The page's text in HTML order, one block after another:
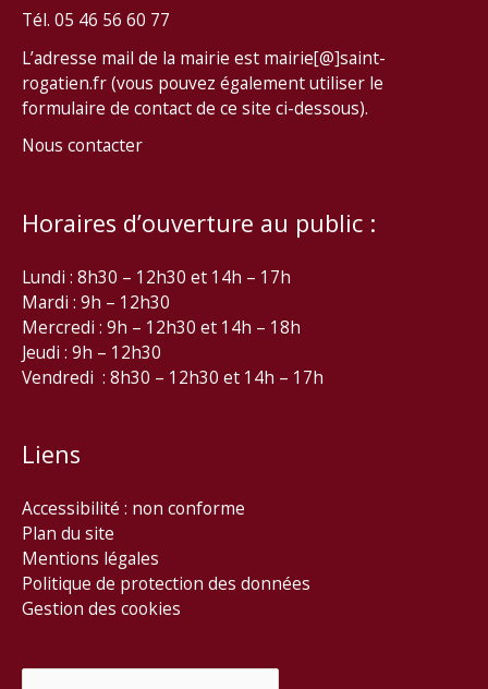
Tél. 05 46 56 60 77
L’adresse mail de la mairie est mairie[@]saint-
rogatien.fr (vous pouvez également utiliser le
formulaire de contact de ce site ci-dessous).
Nous contacter
Horaires d’ouverture au public :
Lundi : 8h30 – 12h30 et 14h – 17h
Mardi : 9h – 12h30
Mercredi : 9h – 12h30 et 14h – 18h
Jeudi : 9h – 12h30
Vendredi : 8h30 – 12h30 et 14h – 17h
Liens
Accessibilité : non conforme
Plan du site
Mentions légales
Politique de protection des données
Gestion des cookies